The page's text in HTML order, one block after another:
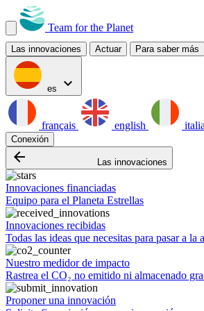
Team for the Planet
Las innovaciones Actuar Para saber más
es expand_more
français english
Conexión
arrow_backward Las innovaciones
Innovaciones financiadas
Equipo para el Planeta Estrellas
Innovaciones recibidas
Todas las ideas que necesitas para pasar a la
Nuestro medidor de impacto
Rastrea el CO₂ no emitido ni almacenado
Proponer una innovación